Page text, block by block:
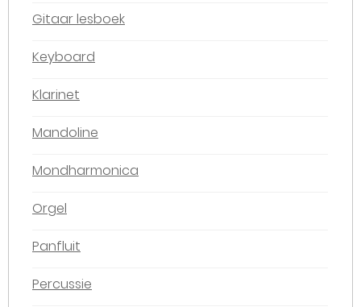
Gitaar lesboek
Keyboard
Klarinet
Mandoline
Mondharmonica
Orgel
Panfluit
Percussie